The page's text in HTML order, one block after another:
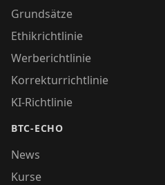
Grundsätze
Ethikrichtlinie
Werberichtlinie
Korrekturrichtlinie
KI-Richtlinie
BTC-ECHO
News
Kurse